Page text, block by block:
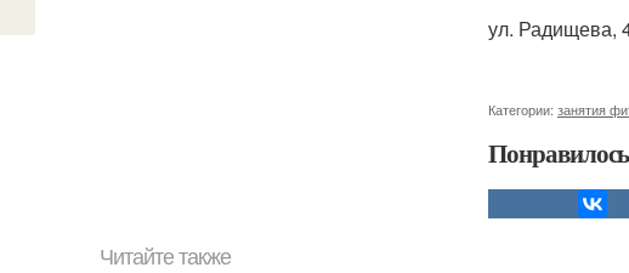
ул. Радищева,
Категории: занятия
Читайте также